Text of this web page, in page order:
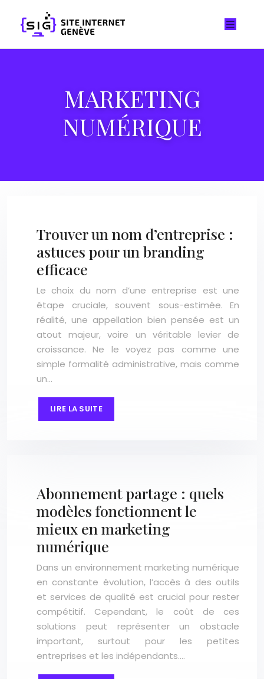
MARKETING
NUMÉRIQUE
Trouver un nom d’entreprise :
astuces pour un branding
efficace
Le choix du nom d’une entreprise est une
étape cruciale, souvent sous-estimée. En
réalité, une appellation bien pensée est un
atout majeur, voire un véritable levier de
croissance. Ne le voyez pas comme une
simple formalité administrative, mais comme
un…
LIRE LA SUITE
Abonnement partage : quels
modèles fonctionnent le
mieux en marketing
numérique
Dans un environnement marketing numérique
en constante évolution, l’accès à des outils
et services de qualité est crucial pour rester
compétitif. Cependant, le coût de ces
solutions peut représenter un obstacle
important, surtout pour les petites
entreprises et les indépendants….